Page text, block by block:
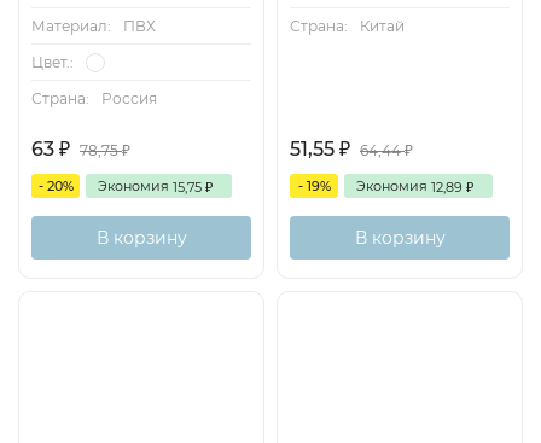
Материал:
ПВХ
Цвет.:
Страна: Россия
63 ₽ 78,75₽
- 20% Экономия 15,75 ₽
В корзину
Страна:
Китай
51,55 ₽ 64,44₽
- 19% Экономия 12,89 ₽
В корзину